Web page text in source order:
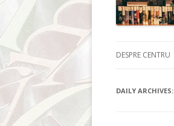
DESPRE CENTRU
DAILY ARCHIVES: